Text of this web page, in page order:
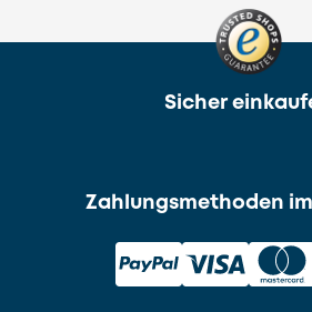
Zahlungsmethoden
Sicher